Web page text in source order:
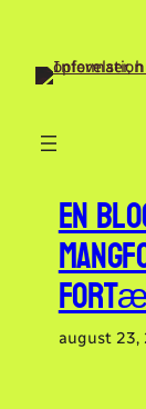
indhold
En
august 23,